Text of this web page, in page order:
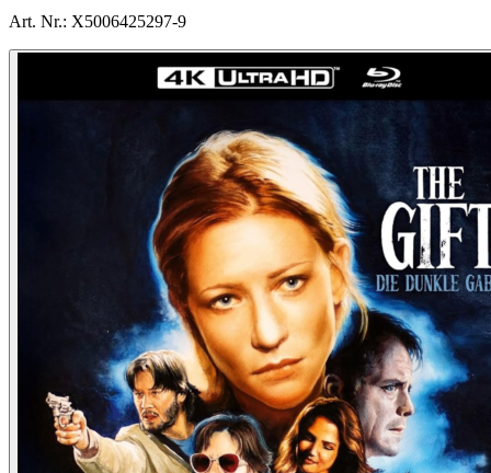
Art. Nr.: X5006425297-9